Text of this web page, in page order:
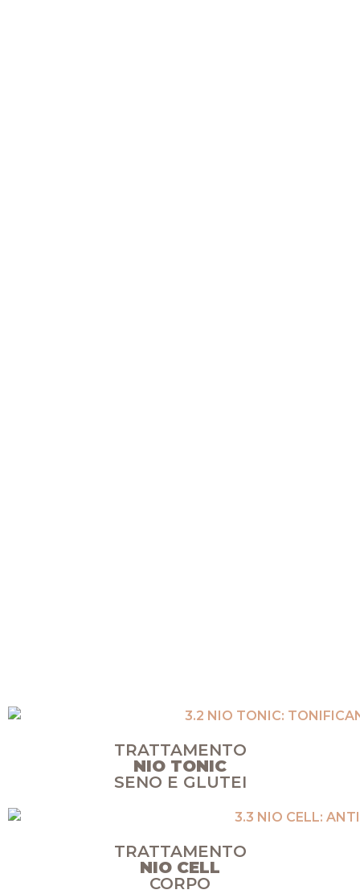
TRATTAMENTO
NIO TONIC
SENO E GLUTEI
TRATTAMENTO
NIO CELL
CORPO